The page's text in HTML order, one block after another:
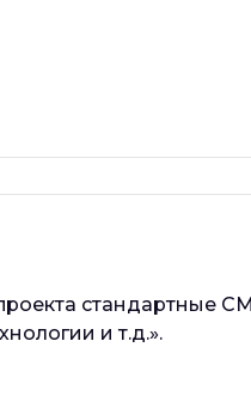
стандартные
и т.д.».